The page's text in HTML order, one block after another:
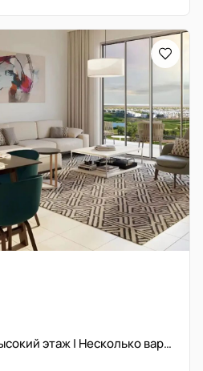
Phpp | Вид на озеро | Высокий этаж | Несколько вариантов